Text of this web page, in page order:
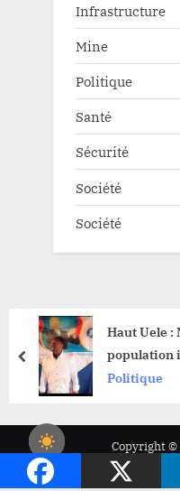
Infrastructure
Mine
Politique
Santé
Sécurité
Société
Société
Haut Uele :
population
Politique
prev
Copyright ©
Powered by